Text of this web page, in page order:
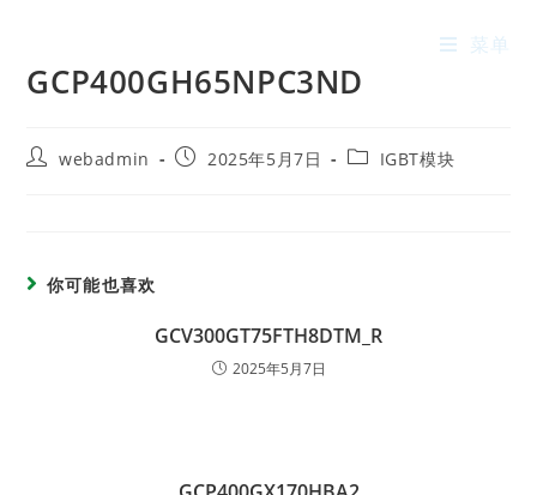
菜单
GCP400GH65NPC3ND
webadmin 2025年5月7日 IGBT模块
你可能也喜欢
GCV300GT75FTH8DTM_R
2025年5月7日